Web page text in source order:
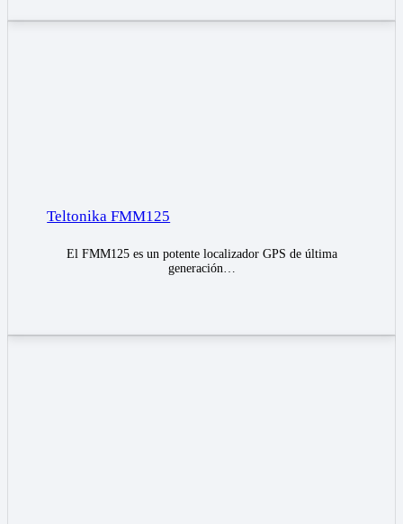
Teltonika FMM125
El FMM125 es un potente localizador GPS de última
generación…